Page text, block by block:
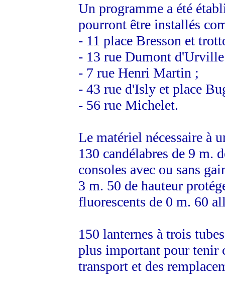
Un programme a été
pourront être installés
- 11 place Bresson et
- 13 rue Dumont
- 7 rue Henri Martin ;
- 43 rue d'Isly et place
- 56 rue Michelet.
Le matériel nécessaire à
130 candélabres de 9 m.
consoles avec ou sans
3 m. 50 de hauteur
fluorescents de 0 m. 60
150 lanternes à trois
plus important pour tenir
transport et des